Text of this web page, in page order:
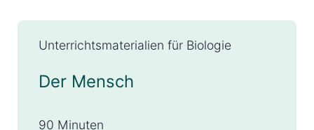
Unterrichtsmaterialien für Biologie
Der Mensch
90 Minuten